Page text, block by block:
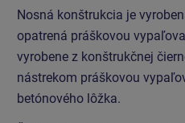
Nosná konštrukcia je
opatrená práškovou
vyrobene z konštrukčnej
nástrekom práškovou
betónového lôžka.